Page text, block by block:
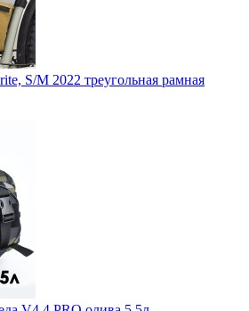
S/M 2022 треугольная рамная